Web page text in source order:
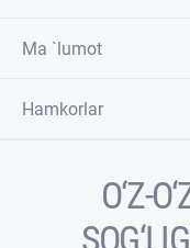
Ma `lumot
Hamkorlar
O‘Z-